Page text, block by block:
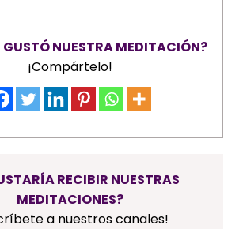
GUSTÓ NUESTRA MEDITACIÓN?
¡Compártelo!
RECIBIR NUESTRAS
MEDITACIONES?
a nuestros canales!